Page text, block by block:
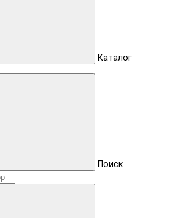
Каталог
Поиск